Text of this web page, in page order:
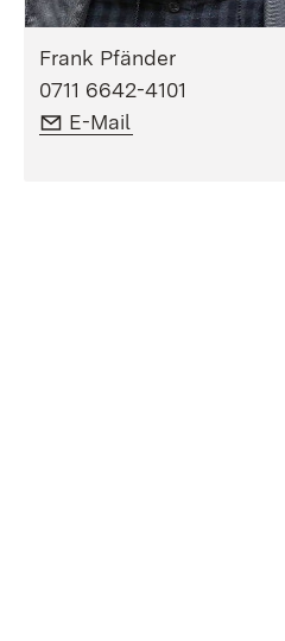
Frank Pfänder
0711 6642-4101
E-Mail:
E-Mail